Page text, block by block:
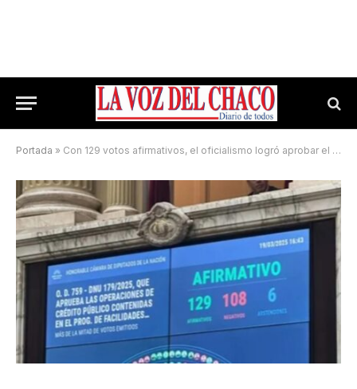
Portada » Con 129 votos afirmativos, el oficialismo logró aprobar el DNU del FMI